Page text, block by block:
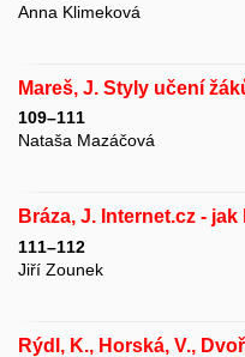
Anna Klimeková
Mareš, J. Styly učení
109–111
Nataša Mazáčová
Bráza, J. Internet.cz -
111–112
Jiří Zounek
Rýdl, K., Horská, V.,